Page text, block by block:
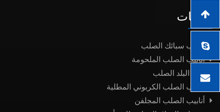
منتجات
أنابيب سبائك الصلب
أنابيب الصلب الملحومة
نفط البلد الصلب
أنابيب الصلب الكربوني المطلية
أنابيب الصلب المجلفن